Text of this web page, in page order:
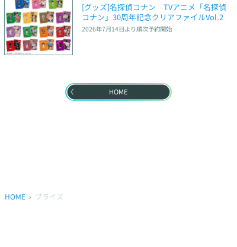
[グッズ]名探偵コナン　TVアニメ「名探偵
コナン」30周年記念クリアファイルVol.2
2026年7月14日より順次予約開始
HOME
HOME プライズ